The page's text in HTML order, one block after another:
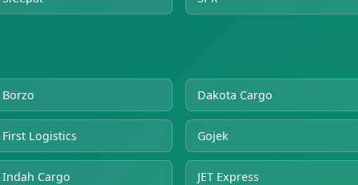
Borzo Dakota Cargo
First Logistics Gojek
Indah Cargo JET Express